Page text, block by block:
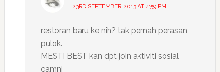
23RD SEPTEMBER 2013 AT 4:59 PM
restoran baru ke nih? tak pernah perasan
pulok.
MESTI BEST kan dpt join aktiviti sosial
camni